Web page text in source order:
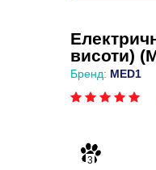
висоти)
Бренд: MED1
3